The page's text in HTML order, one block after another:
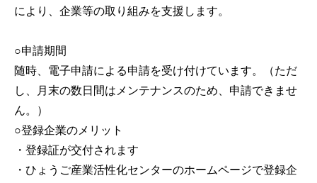
により、企業等の取り組みを支援します。
○申請期間
随時、電子申請による申請を受け付けています。（ただ
し、月末の数日間はメンテナンスのため、申請できませ
ん。）
○登録企業のメリット
・登録証が交付されます
・ひょうご産業活性化センターのホームページで登録企